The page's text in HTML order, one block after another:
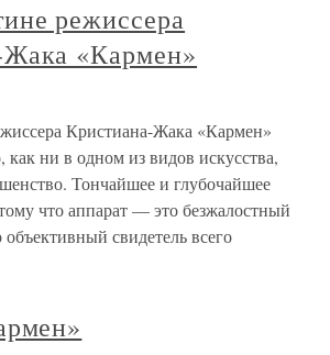
режиссера
«Кармен»
Кристиана-Жака «Кармен»
ни в одном из видов искусства,
Тончайшее и глубочайшее
что аппарат — это безжалостный
свидетель всего